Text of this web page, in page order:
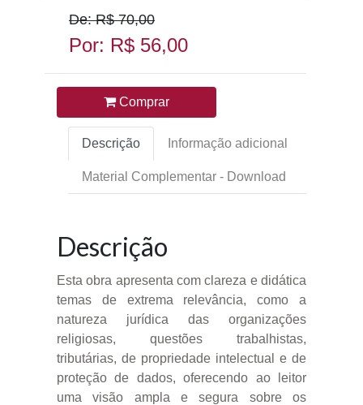
De: R$ 70,00
Por: R$ 56,00
Comprar
Descrição Informação adicional
Material Complementar - Download
Descrição
Esta obra apresenta com clareza e didática
temas de extrema relevância, como a
natureza jurídica das organizações
religiosas, questões trabalhistas,
tributárias, de propriedade intelectual e de
proteção de dados, oferecendo ao leitor
uma visão ampla e segura sobre os